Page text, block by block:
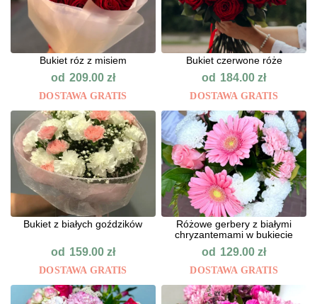
Bukiet róz z misiem
od 209.00 zł
DOSTAWA GRATIS
Bukiet czerwone róże
od 184.00zł
DOSTAWA GRATIS
Bukiet z białych goździków
od 159.00 zł
DOSTAWA GRATIS
Różowe gerbery z białymi
chryzantemami w bukiecie
od 129.00zł
DOSTAWA GRATIS